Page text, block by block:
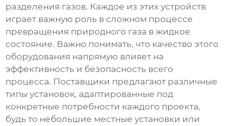
разделения газов. Каждое из этих устройств
играет важную роль в сложном процессе
превращения природного газа в жидкое
состояние. Важно понимать, что качество этого
оборудования напрямую влияет на
эффективность и безопасность всего
процесса. Поставщики предлагают различные
типы установок, адаптированные под
конкретные потребности каждого проекта,
будь то небольшие местные установки или